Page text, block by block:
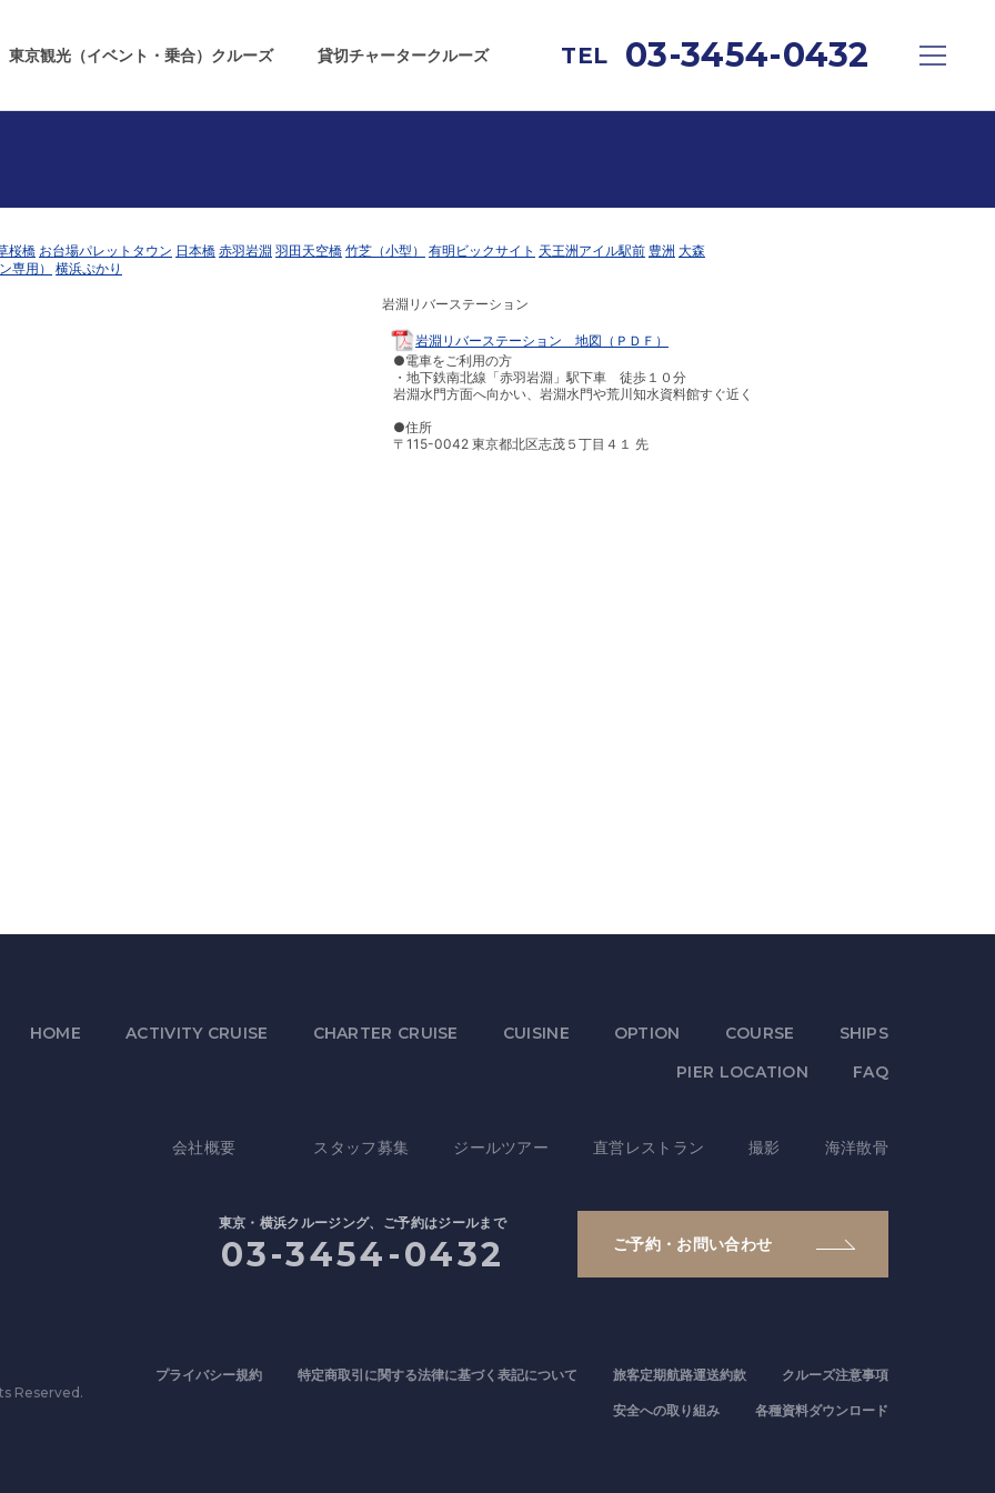
東京観光（イベント・乗合）クルーズ 貸切チャータークルーズ TEL 03-3454-0432
桜橋 お台場パレットタウン 日本橋 赤羽岩淵 羽田天空橋 竹芝（小型） 有明ビックサイト 天王洲アイル駅前 豊洲 大森
専用） 横浜ぷかり
岩淵リバーステーション
岩淵リバーステーション 地図（ＰＤＦ）
●電車をご利用の方
・地下鉄南北線「赤羽岩淵」駅下車 徒歩１０分
岩淵水門方面へ向かい、岩淵水門や荒川知水資料館すぐ近く
●住所
〒115-0042 東京都北区志茂５丁目４１ 先
HOME ACTIVITY CRUISE CHARTER CRUISE CUISINE OPTION COURSE
SHIPS
PIER LOCATION
FAQ
会社概要 スタッフ募集 ジールツアー 直営レストラン 撮影 海洋散骨
東京・横浜クルージング、ご予約はジールまで
03-3454-0432 ご予約・お問い合わせ
プライバシー規約 特定商取引に関する法律に基づく表記について 旅客定期航路運送約款 クルーズ注意事項
安全への取り組み 各種資料ダウンロード
Reserved.